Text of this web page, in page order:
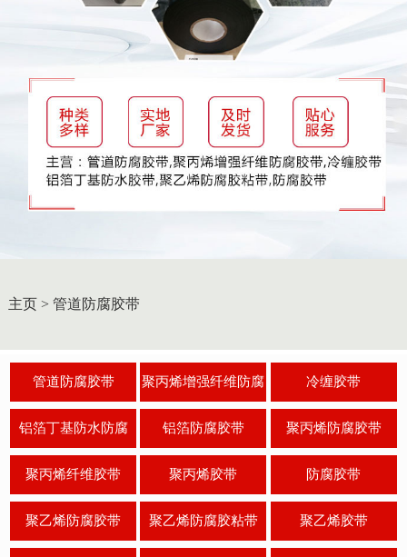
主页> 管道防腐胶带
管道防腐胶带 聚丙烯增强纤维防腐
胶带
冷缠胶带
铝箔丁基防水防腐 铝箔防腐胶带 聚丙烯防腐胶带
聚丙烯纤维胶带 聚丙烯胶带 防腐胶带
聚乙烯防腐胶带 聚乙烯防腐胶粘带 聚乙烯胶带